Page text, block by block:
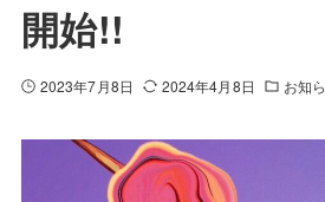
開始!!
2023年7月8日 2024年4月8日 お知